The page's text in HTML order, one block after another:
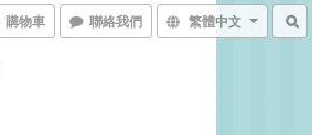
購物車 聯絡我們 繁體中文